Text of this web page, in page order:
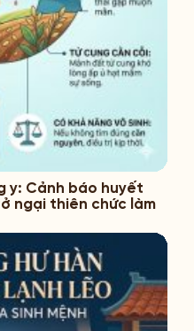
y: Cảnh báo huyết
ngại thiên chức làm